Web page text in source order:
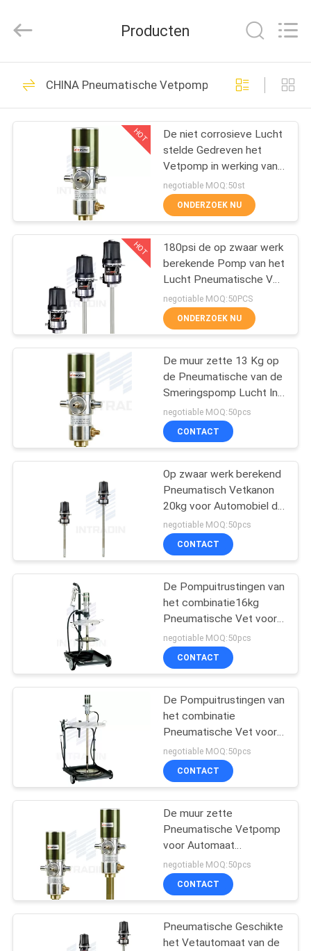
HUIS
PRODUCTEN
ONS
FABRIEKSRONDLEIDING
KWALITEITSCONTROLE
CONTACT
OP
NIEUWS
OFFERTE
AANVRAGEN
SITEMAP
PRIVACY
Pneumatische
Oliepomp
27
Pneumatische
Vetpomp
17
De digitale Klep van
de Oliecontrole
16
Afgewerkte
olieafdruiprek
Lucht en
Waterslangspoel
38
Lucht en Waterslang
Producten
CHINA Pneumatische Vetpomp
HOT
De niet corrosieve Lucht
stelde Gedreven het
Vetpomp in werking van
de Vetpomp 20-30kgs
1/4“ M Lucht
negotiable MOQ:50st
ONDERZOEK NU
HOT
180psi de op zwaar werk
berekende Pomp van het
Lucht Pneumatische Vet
voor Automobiel
negotiable MOQ:50PCS
ONDERZOEK NU
De muur zette 13 Kg op
de Pneumatische van de
Smeringspomp Lucht In
werking gestelde
negotiable MOQ:50pcs
CONTACT
Op zwaar werk berekend
Pneumatisch Vetkanon
20kg voor Automobiel de
Dienstfaciliteiten
negotiable MOQ:50pcs
CONTACT
De Pompuitrustingen van
het combinatie16kg
Pneumatische Vet voor
het Uitdelen van Vet
negotiable MOQ:50pcs
CONTACT
De Pompuitrustingen van
het combinatie
Pneumatische Vet voor
het Uitdelen
negotiable MOQ:50pcs
CONTACT
De muur zette
Pneumatische Vetpomp
voor Automaat
13kgs/30lbs-50:1 op
negotiable MOQ:50pcs
CONTACT
Pneumatische Geschikte
het Vetautomaat van de